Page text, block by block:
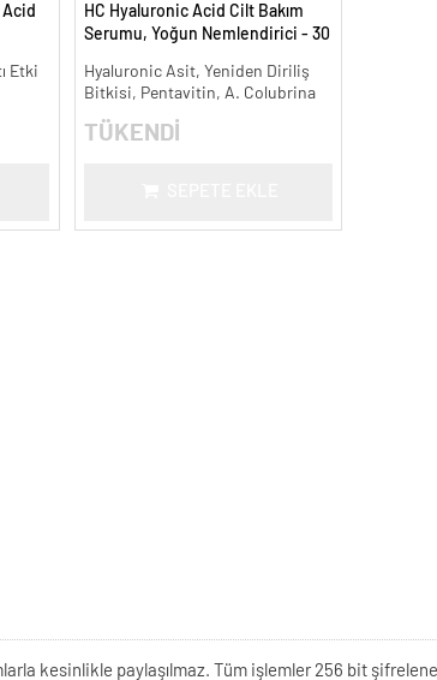
Etki
HC Hyaluronic Acid Cilt Bakım
Serumu, Yoğun Nemlendirici - 30
Hyaluronic Asit, Yeniden Diriliş
Bitkisi, Pentavitin, A. Colubrina
TÜKENDİ
kesinlikle paylaşılmaz. Tüm işlemler 256 bit